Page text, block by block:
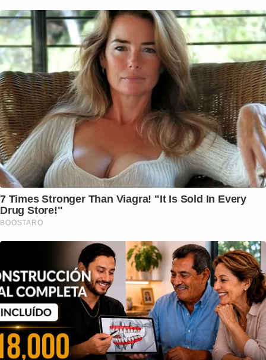
7 Times Stronger Than Viagra! "It Is Sold In Every
Drug Store!"
BOOSTARO